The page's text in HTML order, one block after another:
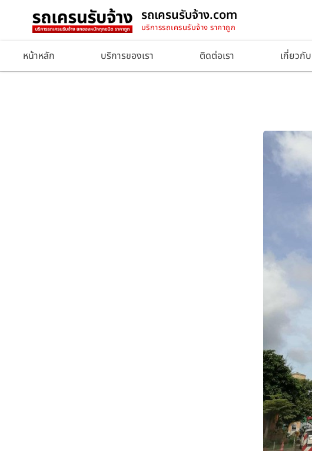
รถเครนรับจ้าง.com
บริการรถเครนรับจ้าง ราคาถูก
หน้าหลัก บริการของเรา ติดต่อเรา เกี่ยวกับ